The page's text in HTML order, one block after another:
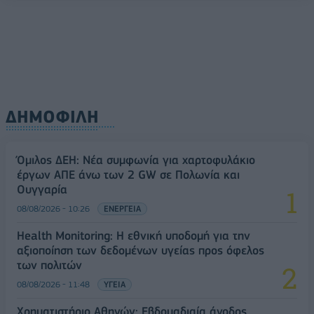
ΔΗΜΟΦΙΛΗ
Όμιλος ΔΕΗ: Νέα συμφωνία για χαρτοφυλάκιο
έργων ΑΠΕ άνω των 2 GW σε Πολωνία και
Ουγγαρία
08/08/2026 - 10:26 ΕΝΕΡΓΕΙΑ
Health Monitoring: Η εθνική υποδομή για την
αξιοποίηση των δεδομένων υγείας προς όφελος
των πολιτών
08/08/2026 - 11:48 ΥΓΕΙΑ